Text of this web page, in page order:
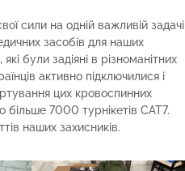
сили на одній важливій задачі
засобів для наших
були задіяні в різноманітних
активно підключилися і
цих кровоспинних
7000 турнікетів CAT7.
наших захисників.